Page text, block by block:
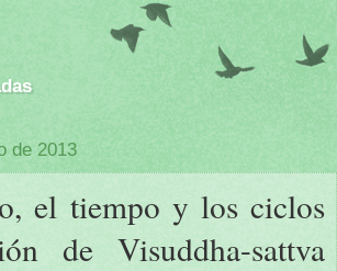
de 2013
el tiempo y los ciclos
de Visuddha-sattva